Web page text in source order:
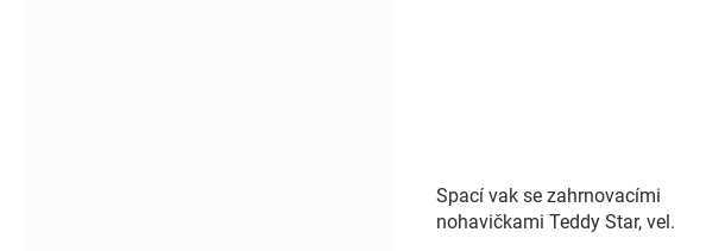
Spací vak se zahrnovacími
nohavičkami Teddy Star, vel.